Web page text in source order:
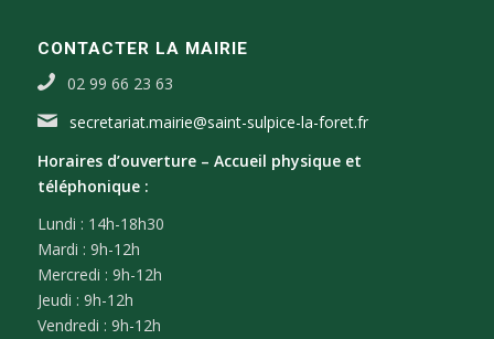
CONTACTER LA MAIRIE
02 99 66 23 63
secretariat.mairie@saint-sulpice-la-foret.fr
Horaires d’ouverture – Accueil physique et
téléphonique :
Lundi : 14h-18h30
Mardi : 9h-12h
Mercredi : 9h-12h
Jeudi : 9h-12h
Vendredi : 9h-12h